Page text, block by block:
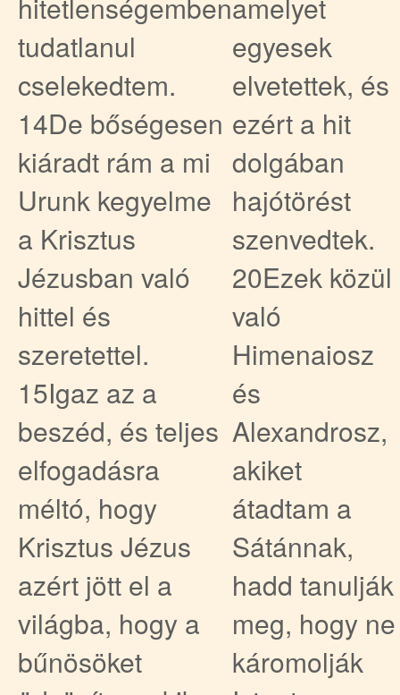
tudatlanul
cselekedtem.
14De bőségesen
kiáradt rám a mi
Urunk kegyelme
a Krisztus
Jézusban való
hittel és
szeretettel.
15Igaz az a
beszéd, és teljes
elfogadásra
méltó, hogy
Krisztus Jézus
azért jött el a
világba, hogy a
bűnösöket
egyesek
elvetettek, és
ezért a hit
dolgában
hajótörést
szenvedtek.
20Ezek közül
való
Himenaiosz
és
Alexandrosz,
akiket
átadtam a
Sátánnak,
hadd tanulják
meg, hogy ne
káromolják